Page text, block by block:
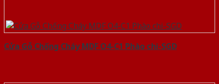
Cửa Gỗ Chống Cháy MDF O4-C1 Phào chi-SGD